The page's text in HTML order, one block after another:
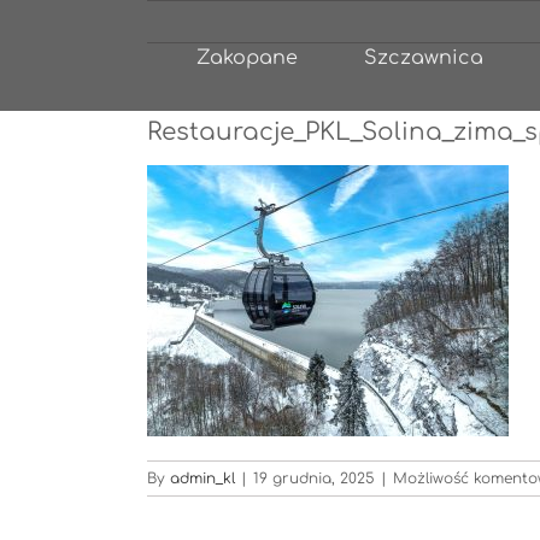
Zakopane Szczawnica
By admin_kl | 19 grudnia, 2025 | Możliwość